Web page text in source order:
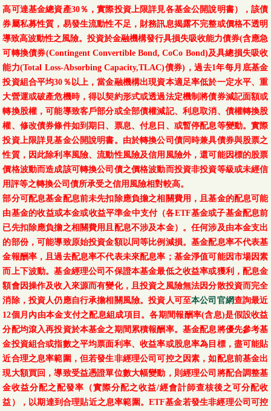
高可達基金總資產30％，實際投資上限詳見各基金公開說明書），該債
券屬私募性質，易發生流動性不足，財務訊息揭露不完整或價格不透明
導致高波動性之風險。投資於金融機構發行具損失吸收能力債券(含應急
可轉換債券(Contingent Convertible Bond, CoCo Bond)及具總損失吸收
能力(Total Loss-Absorbing Capacity,TLAC)債券)，過去1年每月底基金
投資組合平均30％以上，當金融機構出現資本適足率低於一定水平、重
大營運或破產危機時，得以契約形式或透過法定機制將債券減記面額或
轉換股權，可能導致客戶部分或全部債權減記、利息取消、債權轉換股
權、修改債券條件如到期日、票息、付息日、或暫停配息等變動。實際
投資上限詳見基金公開說明書。由於轉換公司債同時兼具債券與股票之
性質，因此除利率風險、流動性風險及信用風險外，還可能因標的股票
價格波動而造成該可轉換公司債之價格波動而投資非投資等級或未經信
用評等之轉換公司債所承受之信用風險相對較高。
部分可配息基金配息前未先扣除應負擔之相關費用，且基金的配息可能
由基金的收益或本金或收益平準金中支付（各ETF基金或子基金配息前
已先扣除應負擔之相關費用且配息不涉及本金）。任何涉及由本金支出
的部份，可能導致原始投資金額以同等比例減損。基金配息率不代表基
金報酬率，且過去配息率不代表未來配息率；基金淨值可能因市場因素
而上下波動。基金經理公司不保證本基金最低之收益率或獲利，配息金
額會因操作及收入來源而有變化，且投資之風險無法因分散投資而完全
消除，投資人仍應自行承擔相關風險。投資人可至本公司官網查詢最近
12個月內由本金支付之配息組成項目。各期間報酬率(含息)是假設收益
分配均滾入再投資於本基金之期間累積報酬率。基金配息將優先參考基
金投資組合或指數之平均票面利率、收益率或股息率為目標，盡可能貼
近合理之息率範圍，但若發生非經理公司可控之因素，如配息前基金出
現大額買回，導致受益憑證單位數大幅變動，則經理公司將配合調整基
金收益分配之配發率（實際分配之收益/經會計師查核後之可分配收
益），以期達到合理貼近之息率範圍。ETF基金若發生非經理公司可控